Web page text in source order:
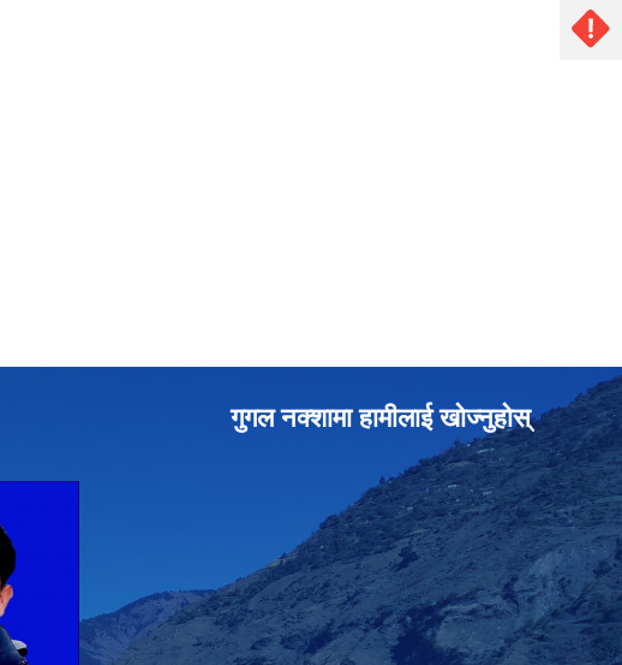
गुगल नक्शामा हामीलाई खोज्नुहोस्